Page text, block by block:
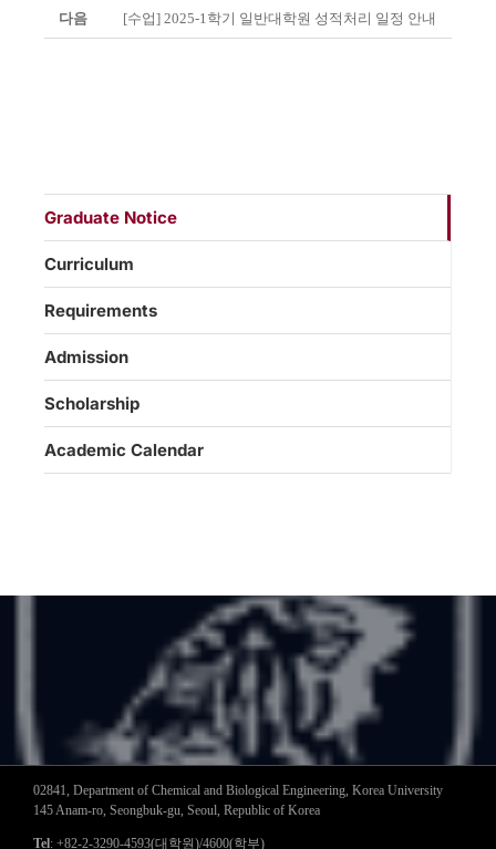
다음 [수업] 2025-1학기 일반대학원 성적처리 일정 안내
Graduate Notice
Curriculum
Requirements
Admission
Scholarship
Academic Calendar
02841, Department of Chemical and Biological Engineering, Korea University
145 Anam-ro, Seongbuk-gu, Seoul, Republic of Korea
Tel: +82-2-3290-4593(대학원)/4600(학부)